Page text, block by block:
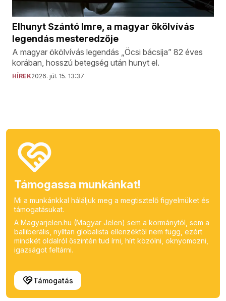
Elhunyt Szántó Imre, a magyar ökölvívás
legendás mesteredzője
A magyar ökölvívás legendás „Öcsi bácsija” 82 éves
korában, hosszú betegség után hunyt el.
HÍREK2026. júl. 15. 13:37
Támogassa munkánkat!
Mi a munkánkkal háláljuk meg a megtisztelő figyelmüket és
támogatásukat.
A Magyarjelen.hu (Magyar Jelen) sem a kormánytól, sem a
balliberális, nyíltan globalista ellenzéktől nem függ, ezért
mindkét oldalról őszintén tud írni, hírt közölni, oknyomozni,
igazságot feltárni.
Támogatás